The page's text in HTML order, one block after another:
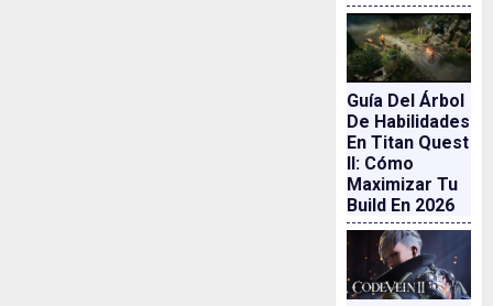
Guía Del Árbol
De Habilidades
En Titan Quest
II: Cómo
Maximizar Tu
Build En 2026